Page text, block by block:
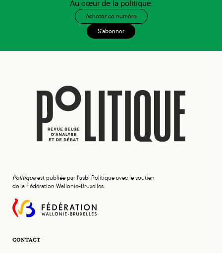
Au cœur de la politique.
Acheter ce numéro
S'abonner
Politiqueest publiée par l'asbl Politique avec le soutien
de la Fédération Wallonie-Bruxelles.
CONTACT